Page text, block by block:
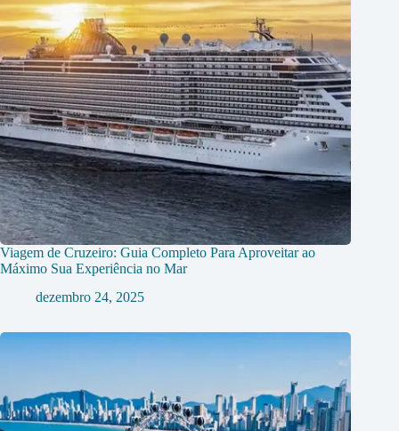
Viagem de Cruzeiro: Guia Completo Para Aproveitar ao
Máximo Sua Experiência no Mar
dezembro 24, 2025